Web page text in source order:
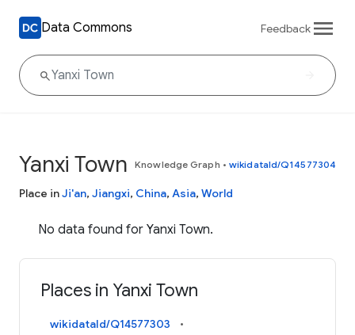
Data Commons Feedback
Yanxi Town Knowledge Graph • wikidataId/Q14577304
Place inJi'an, Jiangxi, China, Asia, World
No data found for Yanxi Town.
Places in Yanxi Town
wikidataId/Q14577303